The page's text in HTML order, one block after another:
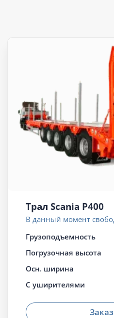
Трал Scania P400
В данный момент
Грузоподъемность
Погрузочная высота
Осн. ширина
С уширителями